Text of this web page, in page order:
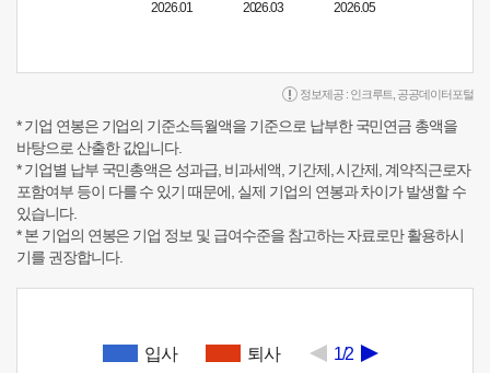
2026.01
2026.03
2026.05
정보제공 : 인크루트 공공데이터포털
* 기업 연봉은 기업의 기준소득월액을 기준으로 납부한 국민연금 총액을
바탕으로 산출한 값입니다.
* 기업별 납부 국민총액은 성과급, 비과세액, 기간제, 시간제, 계약직근로자
포함여부 등이 다를 수 있기 때문에, 실제 기업의 연봉과 차이가 발생할 수
있습니다.
* 본 기업의 연봉은 기업 정보 및 급여수준을 참고하는 자료로만 활용하시
기를 권장합니다.
입사 퇴사 1/2